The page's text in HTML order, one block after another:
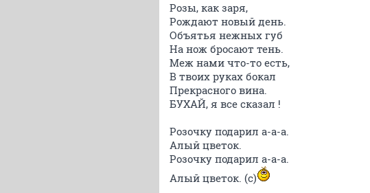
Розы, как заря,
Рождают новый день.
Объятья нежных губ
На нож бросают тень.
Меж нами что-то есть,
В твоих руках бокал
Прекрасного вина.
БУХАЙ, я все сказал !
Розочку подарил а-а-а.
Алый цветок.
Розочку подарил а-а-а.
Алый цветок. (с)